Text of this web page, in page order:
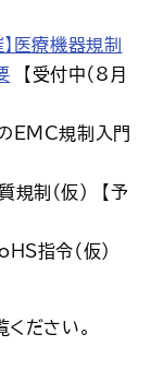
】医療機器規制
【受付中（8月
EMC規制入門
制（仮） 【予
指令（仮）
ださい。